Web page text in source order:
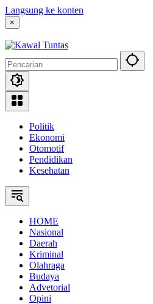
Langsung ke konten
×
Politik
Ekonomi
Otomotif
Pendidikan
Kesehatan
HOME
Nasional
Daerah
Kriminal
Olahraga
Budaya
Advetorial
Opini